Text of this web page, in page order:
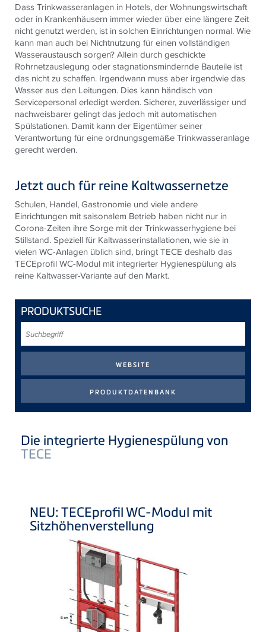
Dass Trinkwasseranlagen in Hotels, der Wohnungswirtschaft
oder in Krankenhäusern immer wieder über eine längere Zeit
nicht genutzt werden, ist in solchen Einrichtungen normal. Wie
kann man auch bei Nichtnutzung für einen vollständigen
Wasseraustausch sorgen? Allein durch geschickte
Rohrnetzauslegung oder stagnationsmindernde Bauteile ist
das nicht zu schaffen. Irgendwann muss aber irgendwie das
Wasser aus den Leitungen. Dies kann händisch von
Servicepersonal erledigt werden. Sicherer, zuverlässiger und
nachweisbarer gelingt das jedoch mit automatischen
Spülstationen. Damit kann der Eigentümer seiner
Verantwortung für eine ordnungsgemäße Trinkwasseranlage
gerecht werden.
Jetzt auch für reine Kaltwassernetze
Schulen, Handel, Gastronomie und viele andere
Einrichtungen mit saisonalem Betrieb haben nicht nur in
Corona-Zeiten ihre Sorge mit der Trinkwasserhygiene bei
Stillstand. Speziell für Kaltwasserinstallationen, wie sie in
vielen WC-Anlagen üblich sind, bringt TECE deshalb das
TECEprofil WC-Modul mit integrierter Hygienespülung als
reine Kaltwasser-Variante auf den Markt.
PRODUKTSUCHE
Die integrierte Hygienespülung von
TECE
NEU: TECEprofil WC-Modul mit
Sitzhöhenverstellung